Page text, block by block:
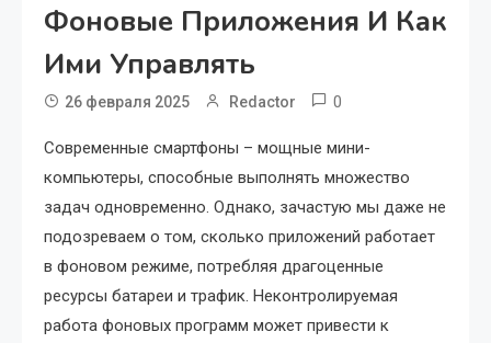
Фоновые Приложения И Как
Ими Управлять
26 февраля 2025 Redactor 0
Современные смартфоны – мощные мини-
компьютеры, способные выполнять множество
задач одновременно. Однако, зачастую мы даже не
подозреваем о том, сколько приложений работает
в фоновом режиме, потребляя драгоценные
ресурсы батареи и трафик. Неконтролируемая
работа фоновых программ может привести к